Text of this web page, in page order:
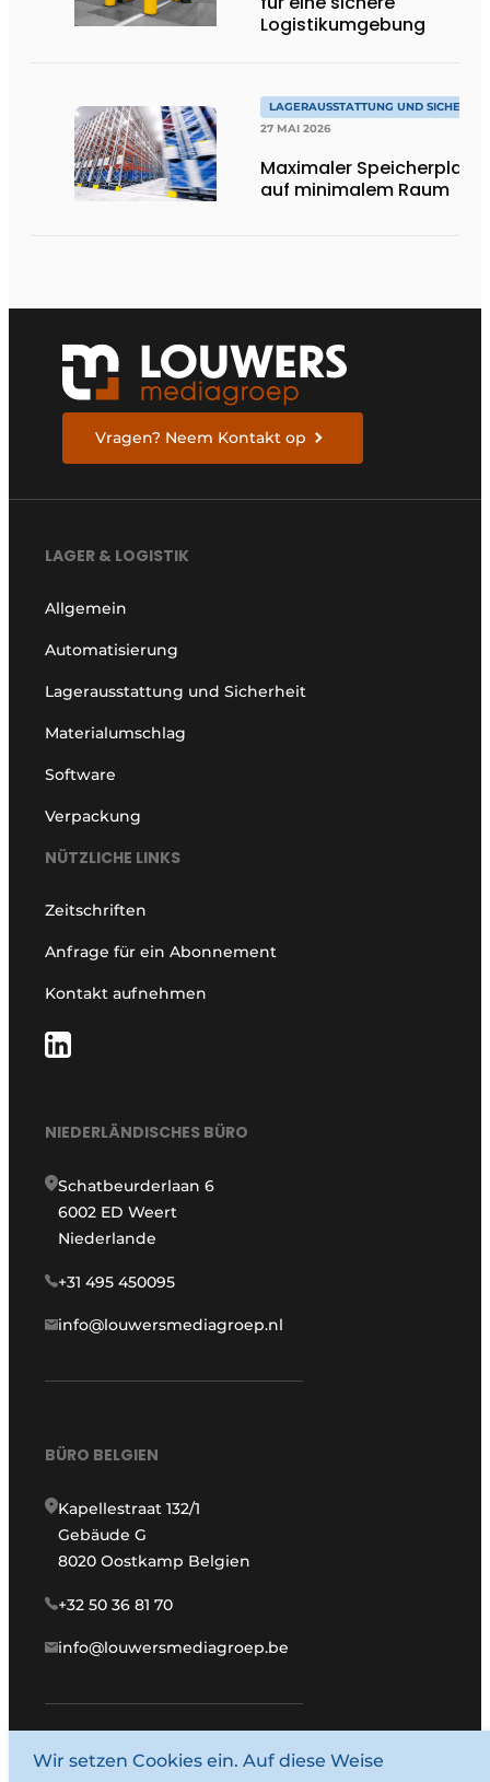
Logistikumgebung
LAGERAUSSTATTUNG UND
27 MAI 2026
Maximaler Speicherplatz
auf minimalem Raum
Vragen? Neem Kontakt op
LAGER & LOGISTIK
Allgemein
Automatisierung
Lagerausstattung und Sicherheit
Materialumschlag
Software
Verpackung
NÜTZLICHE LINKS
Zeitschriften
Anfrage für ein Abonnement
Kontakt aufnehmen
NIEDERLÄNDISCHES BÜRO
Schatbeurderlaan 6
6002 ED Weert
Niederlande
+31 495 450095
info@louwersmediagroep.nl
BÜRO BELGIEN
Kapellestraat 132/1
Gebäude G
8020 Oostkamp Belgien
+32 50 36 81 70
info@louwersmediagroep.be
www.louwersmediagroep.com
Wir setzen Cookies ein. Auf diese Weise